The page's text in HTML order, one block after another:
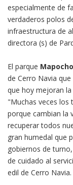
especialmente de
verdaderos polos
infraestructura de
directora (s) de
El parque
de Cerro Navia
que hoy mejoran la
"Muchas veces los
porque cambian la
recuperar todos
gran humedal que
gobiernos de
de cuidado al
edil de Cerro Navia.